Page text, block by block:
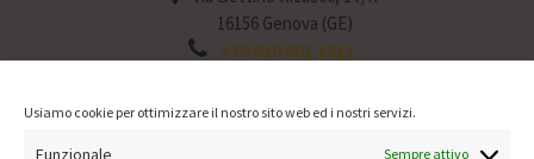
Usiamo cookie per ottimizzare il nostro sito web ed i nostri servizi.
Funzionale Sempre attivo
16156 Genova (GE)
+39 010 001 1811
Mar: 6:30 – 12:30 / 15:30 – 19:30